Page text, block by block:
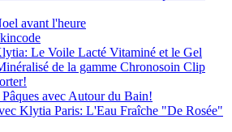
avant l'heure
Le Voile Lacté Vitaminé et le Gel
de la gamme Chronosoin Clip
avec Autour du Bain!
Klytia Paris: L'Eau Fraîche "De Rosée"